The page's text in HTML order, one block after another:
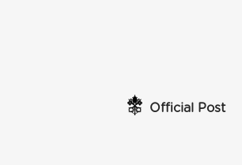
Official Post